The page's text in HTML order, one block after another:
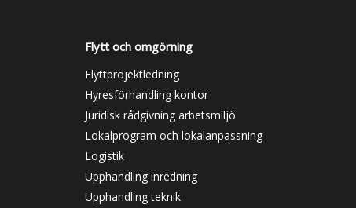
Flytt och omgörning
Flyttprojektledning
Hyresförhandling kontor
Juridisk rådgivning arbetsmiljö
Lokalprogram och lokalanpassning
Logistik
Upphandling inredning
Upphandling teknik